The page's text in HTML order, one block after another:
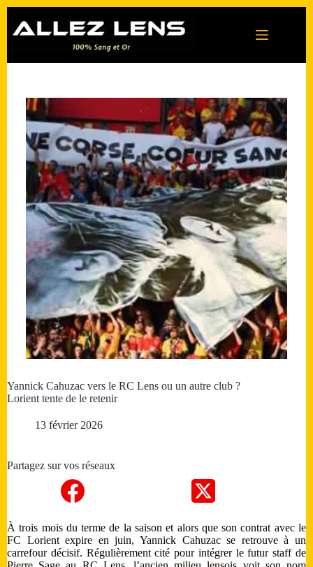
contenu
Yannick Cahuzac vers le RC Lens ou un autre club ?
Lorient tente de le retenir
13 février 2026
Partagez sur vos réseaux
À trois mois du terme de la saison et alors que son contrat avec le
FC Lorient expire en juin, Yannick Cahuzac se retrouve à un
carrefour décisif. Régulièrement cité pour intégrer le futur staff de